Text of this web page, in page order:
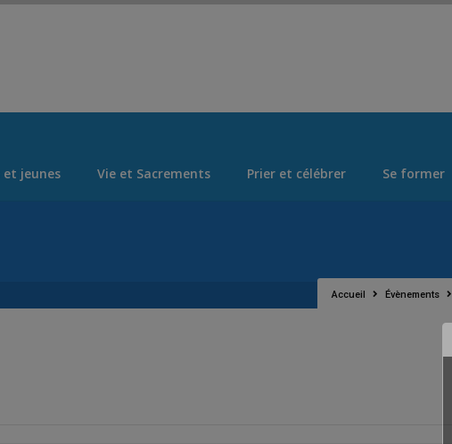
jeunes Vie et Sacrements Prier et célébrer Se former
Accueil Évènements